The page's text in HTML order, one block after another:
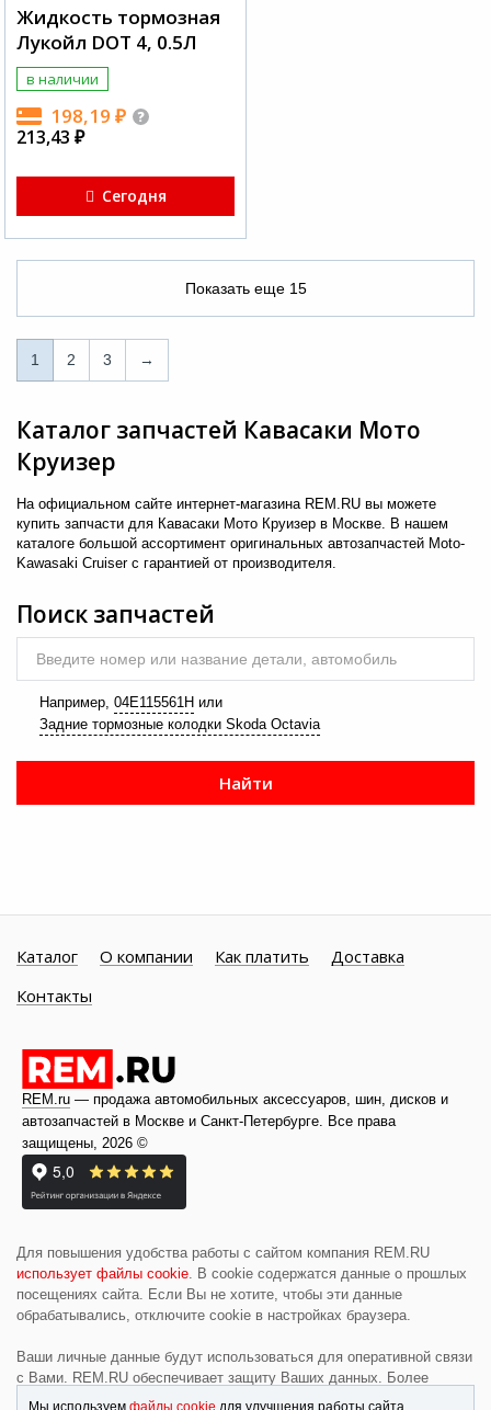
Мы используем файлы cookie для улучшения работы сайта.
Жидкость тормозная
Лукойл DOT 4, 0.5Л
в наличии
198,19 ₽
213,43 ₽
Сегодня
Показать еще 15
11 2 3 →
Каталог запчастей Кавасаки Мото
Круизер
На официальном сайте интернет-магазина REM.RU вы можете
купить запчасти для Кавасаки Мото Круизер в Москве. В нашем
каталоге большой ассортимент оригинальных автозапчастей Moto-
Kawasaki Cruiser с гарантией от производителя.
Поиск запчастей
Введите номер или название детали, автомобиль
Например, 04E115561H или
Задние тормозные колодки Skoda Octavia
Найти
Каталог О компании Как платить
Доставка
Контакты
REM.ru — продажа автомобильных аксессуаров, шин, дисков и
автозапчастей в Москве и Санкт-Петербурге. Все права
защищены, 2026 ©
Для повышения удобства работы с сайтом компания REM.RU
использует файлы cookie. В cookie содержатся данные о прошлых
посещениях сайта. Если Вы не хотите, чтобы эти данные
обрабатывались, отключите cookie в настройках браузера.
Ваши личные данные будут использоваться для оперативной связи
с Вами. REM.RU обеспечивает защиту Ваших данных. Более
подробную информацию смотрите в разделе
«Политика